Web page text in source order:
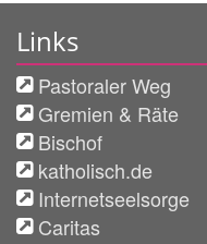
Links
Pastoraler Weg
Gremien & Räte
Bischof
katholisch.de
Internetseelsorge
Caritas